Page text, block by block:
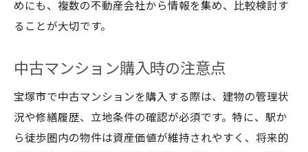
めにも、複数の不動産会社から情報を集め、比較検討す
ることが大切です。
中古マンション購入時の注意点
宝塚市で中古マンションを購入する際は、建物の管理状
況や修繕履歴、立地条件の確認が必須です。特に、駅か
ら徒歩圏内の物件は資産価値が維持されやすく、将来的